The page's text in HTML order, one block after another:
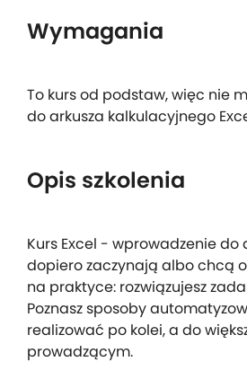
Wymagania
To kurs od podstaw, więc nie
do arkusza kalkulacyjnego
Opis szkolenia
Kurs Excel - wprowadzenie
dopiero zaczynają albo chcą
na praktyce: rozwiązujesz
Poznasz sposoby
realizować po kolei, a do
prowadzącym.